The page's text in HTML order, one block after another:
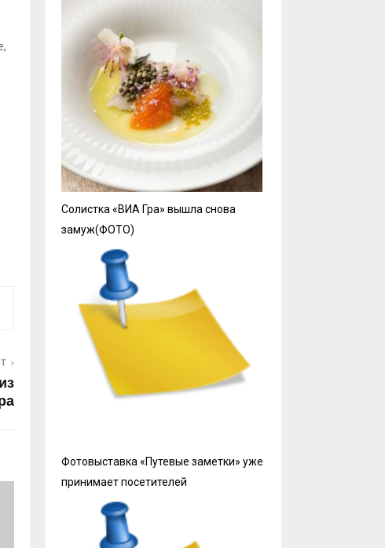
Солистка «ВИА Гра» вышла снова
замуж(ФОТО)
Фотовыставка «Путевые заметки» уже
принимает посетителей